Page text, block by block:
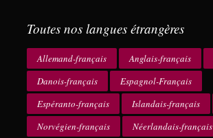
Toutes nos langues étrangères
Allemand-français Anglais-français
Danois-français
Espagnol-Français
Espéranto-français
Islandais-français
Norvégien-français
Néerlandais-français